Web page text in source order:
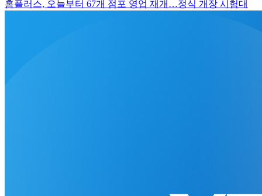
홈플러스, 오늘부터 67개 점포 영업 재개…정식 개장 시험대